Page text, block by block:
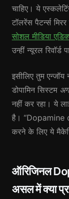
चाहिए। ये
टॉलरेंस पैटर्न्स
सोशल मीडिया
उन्हीं न्यूरल
इसीलिए तुम
डोपामिन सिस्टम
नहीं कर रहा। ये
है। “Dopamine
करने के लिए ये
ऑरिजिनल
असल में क्या